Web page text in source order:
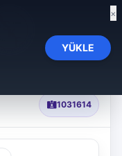
×
YÜKLE
1031614